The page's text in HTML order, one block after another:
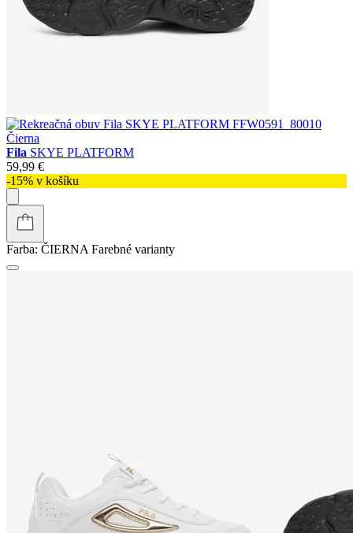
Fila SKYE PLATFORM
59,99 €
-15% v košíku
Farba: ČIERNA Farebné varianty